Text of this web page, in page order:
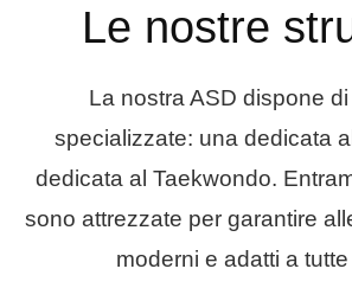
Le nostre
La nostra ASD dispone
specializzate: una dedicata
dedicata al Taekwondo.
sono attrezzate per garantire
moderni e adatti a